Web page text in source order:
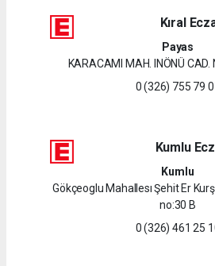
Kıral
Payas
KARACAMI MAH. INÖNÜ CAD.
0 (326) 755 79
Kumlu
Kumlu
Gökçeoglu Mahallesı Şehit Er
no:30 B
0 (326) 461 25